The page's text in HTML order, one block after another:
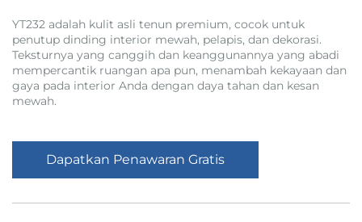
YT232 adalah kulit asli tenun premium, cocok untuk
penutup dinding interior mewah, pelapis, dan dekorasi.
Teksturnya yang canggih dan keanggunannya yang abadi
mempercantik ruangan apa pun, menambah kekayaan dan
gaya pada interior Anda dengan daya tahan dan kesan
mewah.
Dapatkan Penawaran Gratis